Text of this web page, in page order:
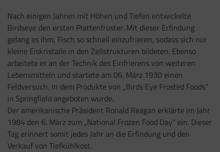
Nach einigen Jahren mit Höhen und Tiefen entwickelte
Birdseye den ersten Plattenfroster. Mit dieser Erfindung
gelang es ihm, Fisch so schnell einzufrieren, sodass sich nur
kleine Eiskristalle in den Zellstrukturen bildeten. Ebenso
arbeitete er an der Technik des Einfrierens von weiteren
Lebensmitteln und startete am 06. März 1930 einen
Feldversuch, in dem Produkte von „Birds Eye Frosted Foods“
in Springfield angeboten wurde.
Der amerikanische Präsident Ronald Reagan erklärte im Jahr
1984 den 6. März zum „National Frozen Food Day“ ein. Dieser
Tag erinnert somit jedes Jahr an die Erfindung und den
Verkauf von Tiefkühlkost.